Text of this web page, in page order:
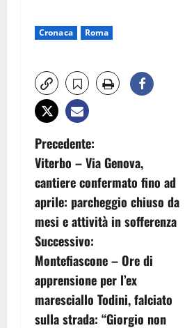
Cronaca Roma
N
a
v
i
g
a
Precedente:
Viterbo – Via Genova,
cantiere confermato fino ad
aprile: parcheggio chiuso da
mesi e attività in sofferenza
Successivo:
Montefiascone – Ore di
apprensione per l’ex
maresciallo Todini, falciato
sulla strada: “Giorgio non